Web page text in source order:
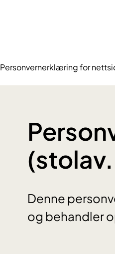
Personvernerklæring for
Denne
og behandler